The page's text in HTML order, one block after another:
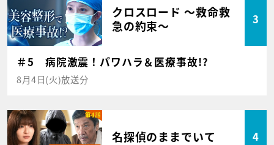
クロスロード ～救命救
急の約束～
3
＃5 病院激震！パワハラ＆医療事故!?
8月4日(火)放送分
名探偵のままでいて 4